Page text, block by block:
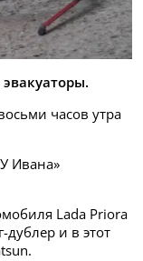
часов утра
Ивана»
Lada Priora
дублер и в этот